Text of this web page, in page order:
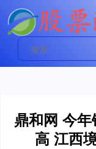
鼎和网 今
高 江西